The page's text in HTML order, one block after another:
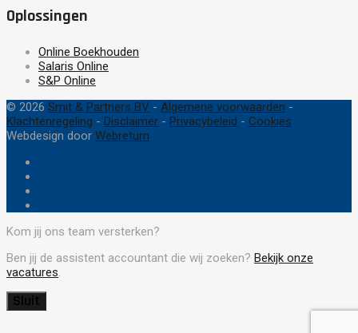
Oplossingen
Online Boekhouden
Salaris Online
S&P Online
© 2026 Smit & Partners BV - Algemene voorwaarden -
Klachtenregeling - Disclaimer - Privacybeleid - Cookies
Webdesign door Webreturn
Kom jij ons team versterken?
Ben jij de assistent accountant die wij zoeken? Bekijk onze
vacatures
Sluit